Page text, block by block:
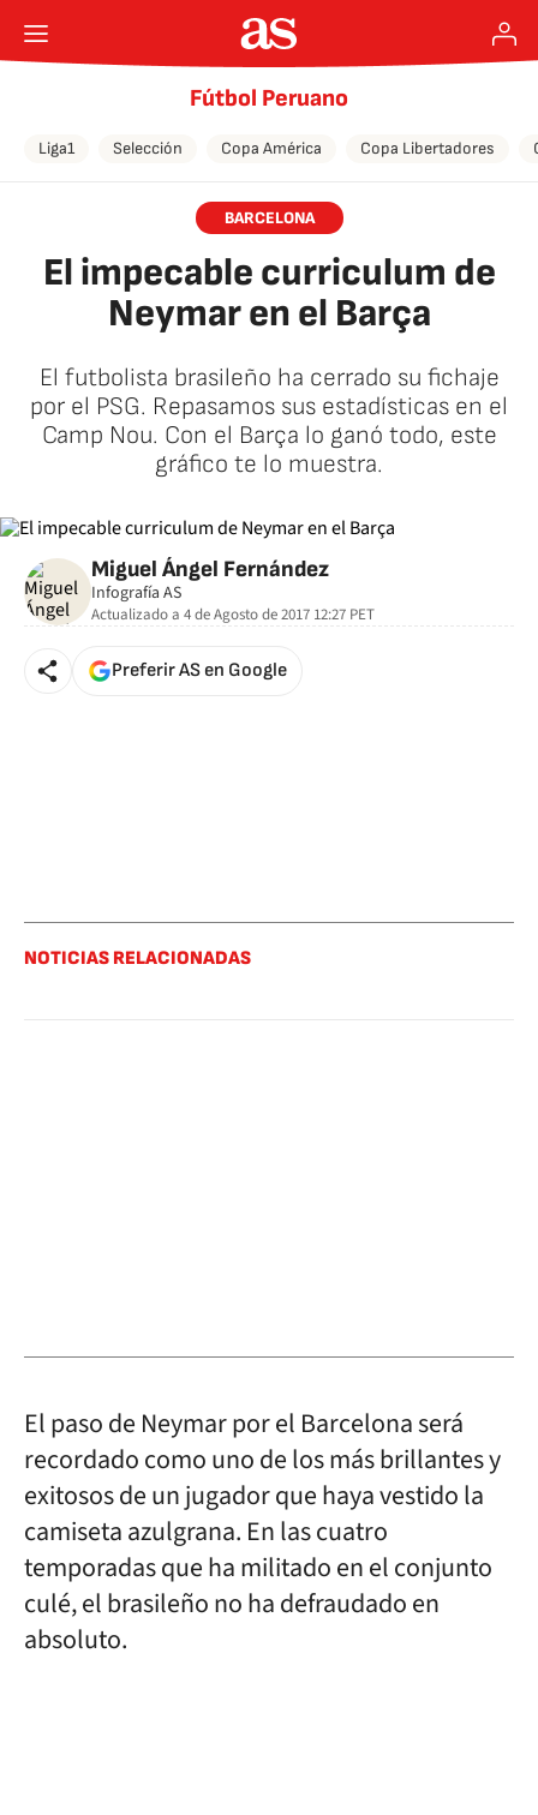
Fútbol Peruano
Liga1 Selección Copa América Copa Libertadores
BARCELONA
El impecable curriculum de
Neymar en el Barça
El futbolista brasileño ha cerrado su fichaje
por el PSG. Repasamos sus estadísticas en el
Camp Nou. Con el Barça lo ganó todo, este
gráfico te lo muestra.
Miguel Ángel Fernández
Infografía AS
Actualizado a 4 de Agosto de 2017 12:27 PET
Preferir AS en Google
NOTICIAS RELACIONADAS
El paso de Neymar por el Barcelona será
recordado como uno de los más brillantes y
exitosos de un jugador que haya vestido la
camiseta azulgrana. En las cuatro
temporadas que ha militado en el conjunto
culé, el brasileño no ha defraudado en
absoluto.